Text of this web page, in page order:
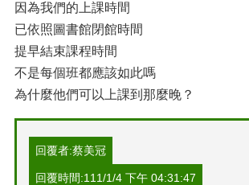
因為我們的上課時間
已依照圖書館閉館時間
提早結束課程時間
不是每個班都應該如此嗎
為什麼他們可以上課到那麼晚？
回覆者:蔡美冠
回覆時間:111/1/4 下午 04:31:47